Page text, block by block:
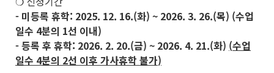
- 미등록 휴학: 2025. 12. 16.(화) ~ 2026. 3. 26.(목) (수업
일수 4분의 1선 이내)
- 등록 후 휴학: 2026. 2. 20.(금) ~ 2026. 4. 21.(화) (수업
일수 4분의 2선 이후 가사휴학 불가)